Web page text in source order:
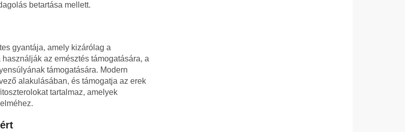
betartása mellett.
gyantája, amely kizárólag a
az emésztés támogatására, a
támogatására. Modern
alakulásában, és támogatja az erek
tartalmaz, amelyek